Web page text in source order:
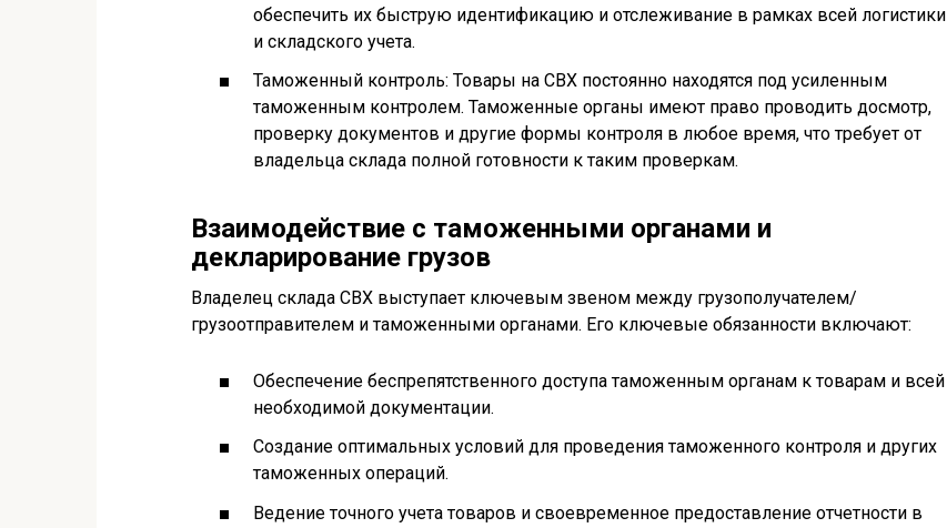
обеспечить их быструю идентификацию и отслеживание в рамках всей логистики
и складского учета.
Таможенный контроль: Товары на СВХ постоянно находятся под усиленным
таможенным контролем. Таможенные органы имеют право проводить досмотр,
проверку документов и другие формы контроля в любое время, что требует от
владельца склада полной готовности к таким проверкам.
Взаимодействие с таможенными органами и
декларирование грузов
Владелец склада СВХ выступает ключевым звеном между грузополучателем/
грузоотправителем и таможенными органами. Его ключевые обязанности включают:
Обеспечение беспрепятственного доступа таможенным органам к товарам и всей
необходимой документации.
Создание оптимальных условий для проведения таможенного контроля и других
таможенных операций.
Ведение точного учета товаров и своевременное предоставление отчетности в